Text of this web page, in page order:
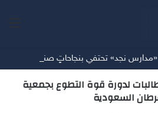
طالبات لدورة قوة التطوع بجمعية
السعودية